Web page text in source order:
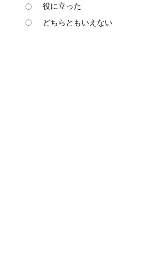
役に立った
どちらともいえない